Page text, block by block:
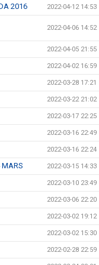
2016 2022-04-12 14:53
2022-04-06 14:52
2022-04-05 21:55
2022-04-02 16:59
2022-03-28 17:21
2022-03-22 21:02
2022-03-17 22:25
2022-03-16 22:49
2022-03-16 22:24
MARS 2022-03-15 14:33
2022-03-10 23:49
2022-03-06 22:20
2022-03-02 19:12
2022-03-02 15:30
2022-02-28 22:59